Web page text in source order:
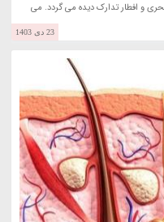
و افطار تدارک دیده می گردد. می
23 دی 1403